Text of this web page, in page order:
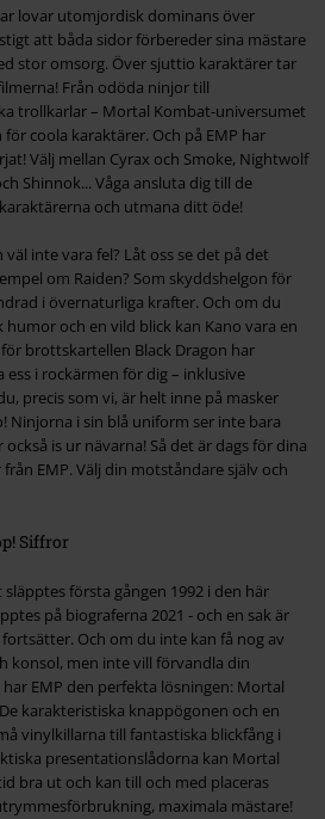
lovar utomjordisk dominans över
att båda sidor förbereder sina mästare
stor omsorg. Över sjuttio karaktärer tar
Från odöda ninjor till
trollkarlar – Mortal Kombat-universumet
coola karaktärer. Och på EMP har
Välj mellan Cyrax och Smoke, Nightwolf
Shinnok... Våga ansluta dig till de
och utmana ditt öde!
inte vara fel? Låt oss se det på det
om Raiden? Som skyddshelgon för
i övernaturliga krafter. Och om du
och en vild blick kan Kano vara en
brottskartellen Black Dragon har
ess i rockärmen för dig – inklusive
precis som vi, är helt inne på masker
Ninjorna i sin blå uniform ser inte bara
is ur nävarna! Så det är dags för dina
EMP. Välj din motståndare själv och
Siffror
första gången 1992 i den här
på biograferna 2021 - och en sak är
Och om du inte kan få nog av
konsol, men inte vill förvandla din
EMP den perfekta lösningen: Mortal
karakteristiska knappögonen och en
vinylkillarna till fantastiska blickfång i
presentationslådorna kan Mortal
bra ut och kan till och med placeras
maximala mästare!